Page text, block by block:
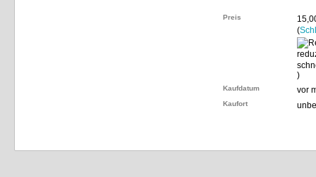
Preis
(
)
Kaufdatum vor
Kaufort